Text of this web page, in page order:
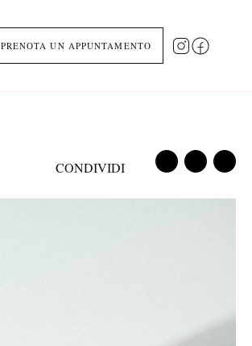
PRENOTA UN APPUNTAMENTO
CONDIVIDI